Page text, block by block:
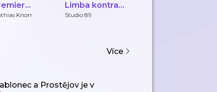
z
Knorr
Limba kontra
Řepka
Studio 89
Více
a Prostějov je v